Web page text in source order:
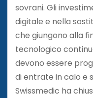
sovrani. Gli
digitale e nella
che giungono alla
tecnologico
devono essere
di entrate in calo e
Swissmedic ha